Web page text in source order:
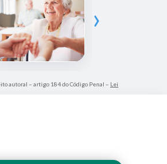
›
autoral – artigo 184 do Código Penal – Lei